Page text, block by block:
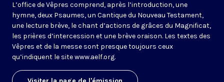
L’office de Vêpres comprend, après l’introduction, une
hymne, deux Psaumes, un Cantique du Nouveau Testament,
une lecture brève, le chant d’actions de grâces du Magnificat,
les prières d’intercession et une brève oraison. Les textes des
Vêpres et de la messe sont presque toujours ceux
qu’indiquent le sitewww.aelf.org.